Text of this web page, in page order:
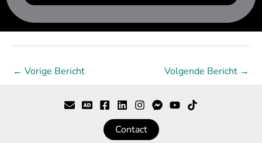
← Vorige Bericht Volgende Bericht →
Contact